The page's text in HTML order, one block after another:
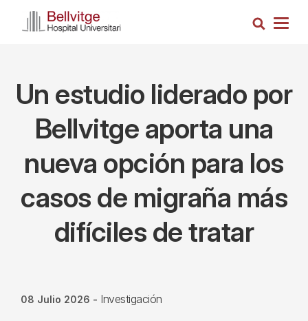
Busca
Un estudio liderado por
Bellvitge aporta una
nueva opción para los
casos de migraña más
difíciles de tratar
08 Julio 2026 - Investigación